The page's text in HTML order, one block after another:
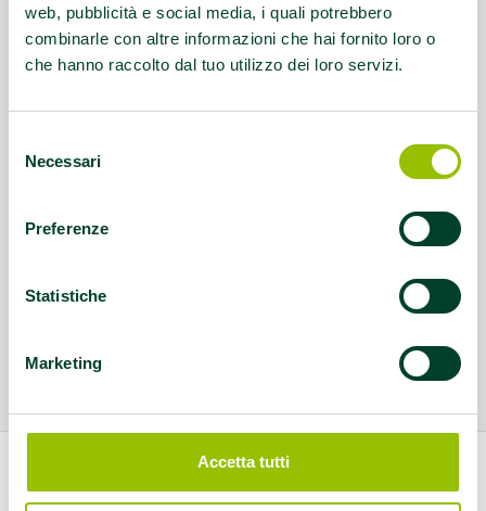
web, pubblicità e social media, i quali potrebbero
combinarle con altre informazioni che hai fornito loro o
che hanno raccolto dal tuo utilizzo dei loro servizi.
delNecessari
Preferenze
Statistiche
Marketing
Accetta tutti